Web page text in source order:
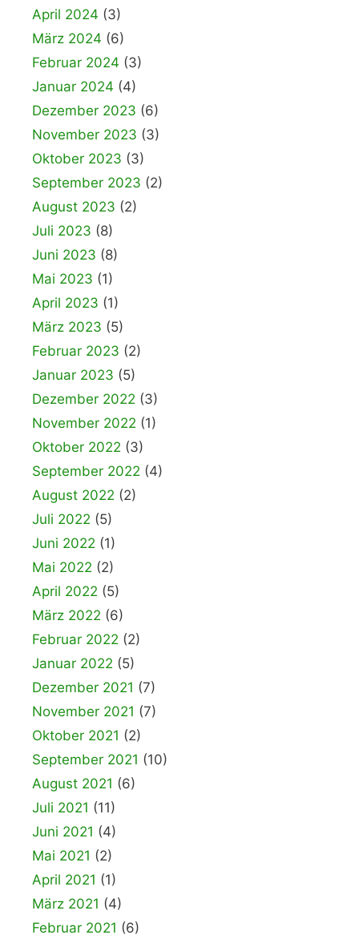
April 2024 (3)
März 2024 (6)
Februar 2024 (3)
Januar 2024 (4)
Dezember 2023 (6)
November 2023 (3)
Oktober 2023 (3)
September 2023 (2)
August 2023 (2)
Juli 2023 (8)
Juni 2023 (8)
Mai 2023 (1)
April 2023 (1)
März 2023 (5)
Februar 2023 (2)
Januar 2023 (5)
Dezember 2022 (3)
November 2022 (1)
Oktober 2022 (3)
September 2022 (4)
August 2022 (2)
Juli 2022 (5)
Juni 2022 (1)
Mai 2022 (2)
April 2022 (5)
März 2022 (6)
Februar 2022 (2)
Januar 2022 (5)
Dezember 2021 (7)
November 2021 (7)
Oktober 2021 (2)
September 2021 (10)
August 2021 (6)
Juli 2021 (11)
Juni 2021 (4)
Mai 2021 (2)
April 2021 (1)
März 2021 (4)
Februar 2021 (6)